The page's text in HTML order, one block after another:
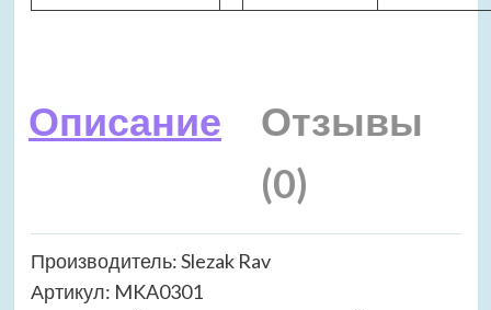
Описание
Отзывы
(0)
Производитель: Slezak Rav
Артикул: MKA0301